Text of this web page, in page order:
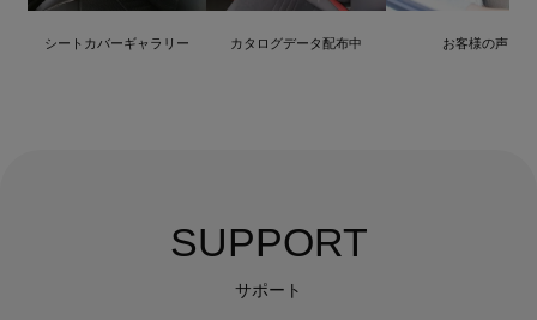
シートカバーギャラリー カタログデータ配布中 お客様の声
SUPPORT
サポート